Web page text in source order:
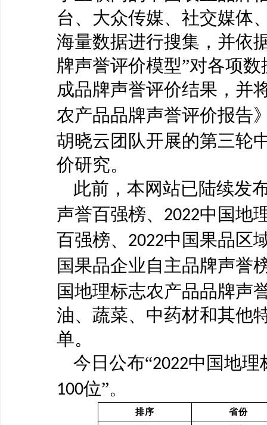
台、大众传媒、社交媒体
海量数据进行搜集，并依
牌声誉评价模型”对各项
成品牌声誉评价结果，并
农产品品牌声誉评价报告
胡晓云团队开展的第三轮
价研究。
此前， 本网站已陆续发
声誉百强榜、 2022中国地
百强榜、 2022中国果品区
国果品企业自主品牌声誉
国地理标志农产品品牌声
油、蔬菜、中药材和其他
单。
今日公布“2022中国地理
100位”。
排序
省份